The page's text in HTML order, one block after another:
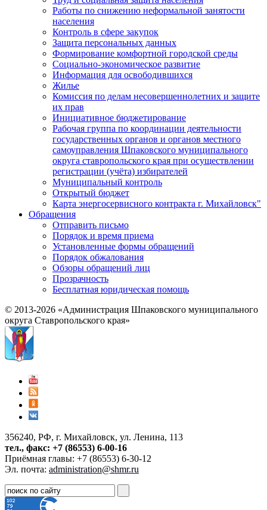
Работы по снижению неформальной занятости
населения
Контроль в сфере закупок
Защита персональных данных
Формирование комфортной городской среды
Социально-экономическое развитие
Информация для освободившихся
Жилье
Комиссия по делам несовершеннолетних и защите
их прав
Инициативное бюджетирование
Рабочая группа по координации деятельности
государственных органов и органов местного
самоуправления Шпаковского муниципального
округа ставропольского края при осуществлении
регистрации (учёта) избирателей
Муниципальный контроль
Открытый бюджет
Карта энергосервисного контракта г. Михайловск"
Обращения
Отправить письмо
Порядок и время приема
Установленные формы обращений
Порядок обжалования
Обзоры обращений лиц
Прозрачность
Бесплатная юридическая помощь
© 2013-2026 «Администрация Шпаковского муниципального
округа Ставропольского края»
356240, РФ, г. Михайловск, ул. Ленина, 113
тел., факс: +7 (86553) 6-00-16
Приёмная главы: +7 (86553) 6-30-12
Эл. почта: administration@shmr.ru